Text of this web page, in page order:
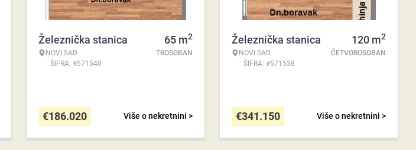
Železnička stanica
NOVI SAD
ŠIFRA: #571540
65 m2
TROSOBAN
Više o nekretnini >
€186.020
Železnička stanica
NOVI SAD
ŠIFRA: #571538
120 m2
ČETVOROSOBAN
Više o nekretnini >
€341.150